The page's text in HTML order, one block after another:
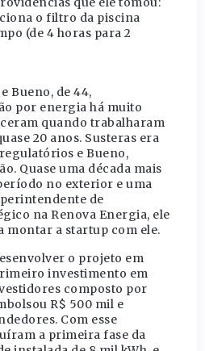
o filtro da piscina
(de 4 horas para 2
Bueno, de 44,
por energia há muito
quando trabalharam
20 anos. Susteras era
e Bueno,
Quase uma década mais
no exterior e uma
de
na Renova Energia, ele
montar a startup com ele.
o projeto em
investimento em
composto por
R$ 500 mil e
Com esse
a primeira fase da